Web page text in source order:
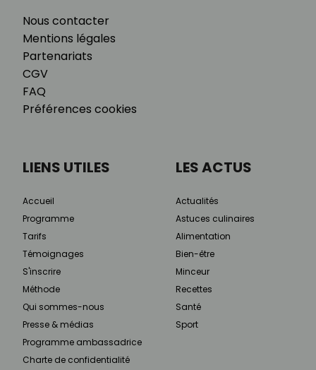
Nous contacter
Mentions légales
Partenariats
CGV
FAQ
Préférences cookies
LIENS UTILES
Accueil
Programme
Tarifs
Témoignages
S'inscrire
Méthode
Qui sommes-nous
Presse & médias
Programme ambassadrice
Charte de confidentialité
LES ACTUS
Actualités
Astuces culinaires
Alimentation
Bien-être
Minceur
Recettes
Santé
Sport